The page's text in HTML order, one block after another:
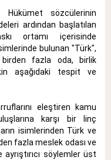
Hükümet sözcülerinin
ardından başlatılan
ortamı içerisinde
bulunan "Türk",
birden fazla oda, birlik
aşağıdaki tespit ve
eleştiren kamu
karşı bir linç
isimlerinden Türk ve
fazla meslek odası ve
ayrıştırıcı söylemler üst